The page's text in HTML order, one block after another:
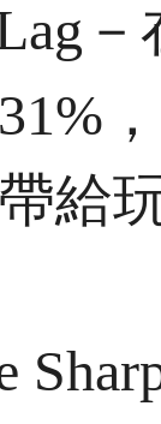
給